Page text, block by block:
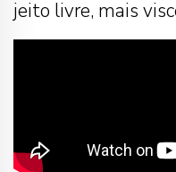
jeito livre, mais